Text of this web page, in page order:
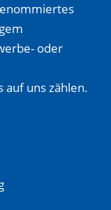
oder
auf uns zählen.